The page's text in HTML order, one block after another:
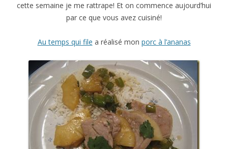
cette semaine je me rattrape! Et on commence aujourd’hui
par ce que vous avez cuisiné!
Au temps qui file a réalisé mon porc à l’ananas